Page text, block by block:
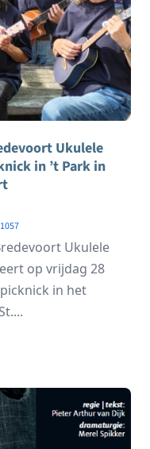
Ukulele
in ’t Park in
1057
Ukulele
op vrijdag 28
in het